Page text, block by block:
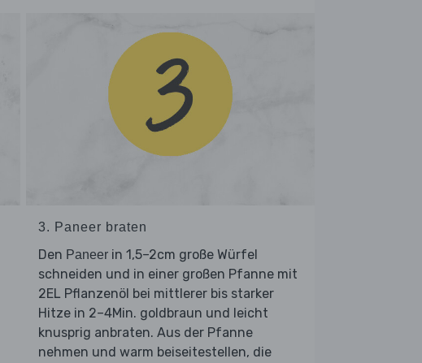
3. Paneer braten
Den Paneer in 1,5–2cm große Würfel
schneiden und in einer großen Pfanne mit
2EL Pflanzenöl bei mittlerer bis starker
Hitze in 2–4Min. goldbraun und leicht
knusprig anbraten. Aus der Pfanne
nehmen und warm beiseitestellen, die